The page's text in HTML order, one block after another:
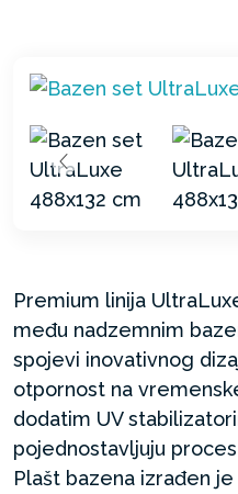
Premium linija
među nadzemnim
spojevi inovativnog
otpornost na
dodatim UV
pojednostavljuju
Plašt bazena izrađen